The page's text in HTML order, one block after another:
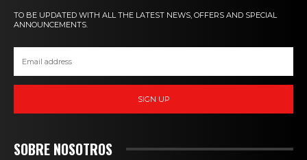
TO BE UPDATED WITH ALL THE LATEST NEWS, OFFERS AND SPECIAL
ANNOUNCEMENTS.
SIGN UP
SOBRE NOSOTROS